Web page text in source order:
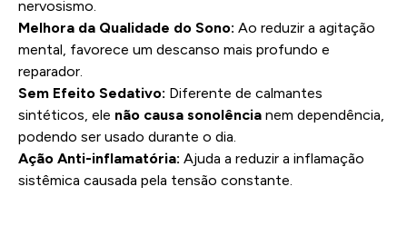
nervosismo.
Melhora da Qualidade do Sono: Ao reduzir a agitação
mental, favorece um descanso mais profundo e
reparador.
Sem Efeito Sedativo: Diferente de calmantes
sintéticos, ele não causa sonolência nem dependência,
podendo ser usado durante o dia.
Ação Anti-inflamatória: Ajuda a reduzir a inflamação
sistêmica causada pela tensão constante.